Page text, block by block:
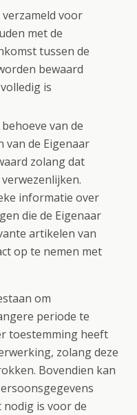
voor
met de
tussen de
bewaard
is
van de
van de Eigenaar
zolang dat
informatie over
die de Eigenaar
artikelen van
op te nemen met
om
periode te
toestemming heeft
zolang deze
Bovendien kan
is voor de